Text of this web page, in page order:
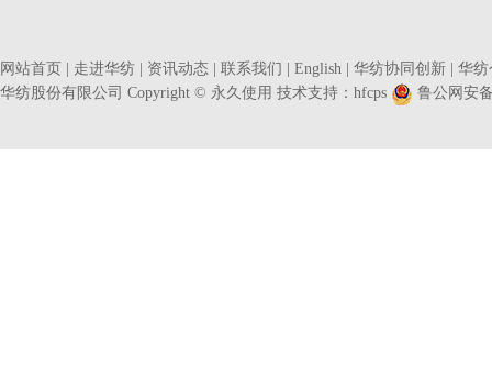
网站首页 走进华纺 资讯动态 联系我们 English 华纺协同创新
华纺
华纺股份有限公司 Copyright © 永久使用 技术支持： hfcps 鲁公网安